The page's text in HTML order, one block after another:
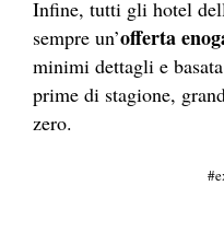
Infine, tutti gli hotel
sempre un’offerta
minimi dettagli e
prime di stagione,
zero.